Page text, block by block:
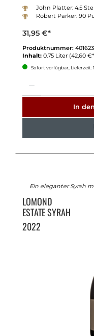
John Platter: 4.5
Robert Parker: 90
31,95 €*
Produktnummer:
Inhalt: 0.75 Liter (42,60
Sofort verfügbar, Lieferzeit:
In
Ein eleganter Syrah
LOMOND
ESTATE SYRAH
2022